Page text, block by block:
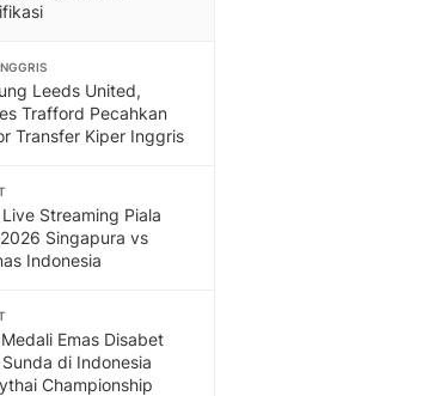
Leeds United,
Trafford Pecahkan
Transfer Kiper Inggris
Streaming Piala
2026 Singapura vs
Indonesia
Emas Disabet
di Indonesia
Championship